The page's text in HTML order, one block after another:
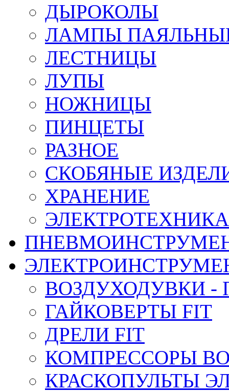
ДЫРОКОЛЫ
ЛАМПЫ
ЛЕСТНИЦЫ
ЛУПЫ
НОЖНИЦЫ
ПИНЦЕТЫ
РАЗНОЕ
СКОБЯНЫЕ
ХРАНЕНИЕ
ЭЛЕКТРОТЕХНИКА
ВОЗДУХОДУВКИ -
ГАЙКОВЕРТЫ FIT
ДРЕЛИ FIT
КОМПРЕССОРЫ
КРАСКОПУЛЬТЫ